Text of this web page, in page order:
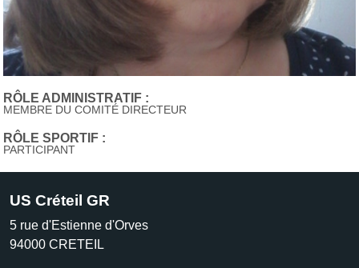
RÔLE ADMINISTRATIF :
MEMBRE DU COMITÉ DIRECTEUR
RÔLE SPORTIF :
PARTICIPANT
US Créteil GR
5 rue d'Estienne d'Orves
94000 CRETEIL